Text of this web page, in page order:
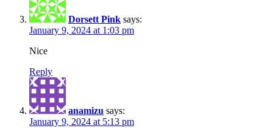
Dorsett Pink says:
January 9, 2024 at 1:03 pm
Nice
Reply
anamizu says:
January 9, 2024 at 5:13 pm